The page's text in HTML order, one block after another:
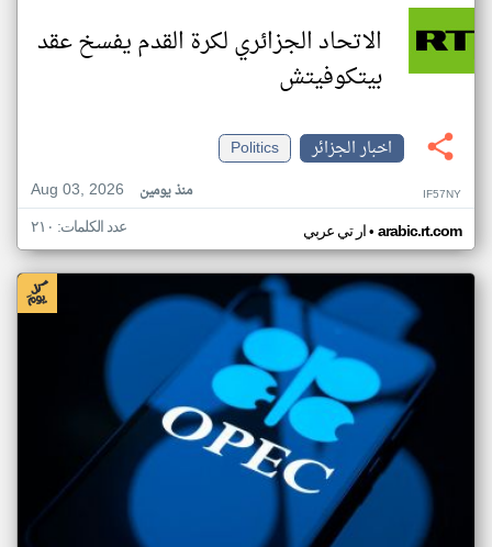
الاتحاد الجزائري لكرة القدم يفسخ عقد
بيتكوفيتش
اخبار الجزائر
Politics
Aug 03, 2026
منذ يومين IF57NY
ار تي عربي• arabic.rt.com عدد الكلمات: ٢١٠